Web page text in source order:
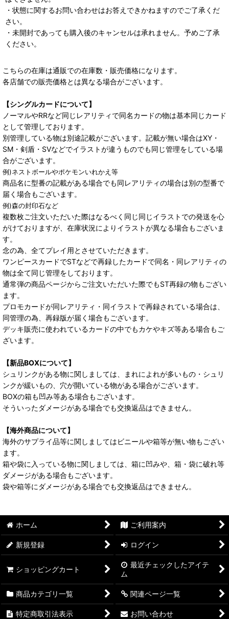
・状態に関するお問い合わせはお答えできかねますのでご了承くだ
さい。
・未開封であっても購入後のキャンセルは承れません。予めご了承
ください。
こちらの在庫は通販での在庫数・販売価格になります。
各店舗での販売価格とは異なる場合がございます。
【シングルカードについて】
ノーマルやRRなど同じレアリティで同名カードの物は基本同じカード
として管理しております。
別管理している物は別途記載がございます。記載が無い場合はXY・
SM・剣盾・SVなどでイラストが違うものでも同じ管理をしている場
合がございます。
例)ネストボールやポケモンいれかえ等
商品名に型番の記載がある場合でも同レアリティの場合は別の型番で
届く場合もございます。
例)森の封印石など
複数枚ご注文いただいた際はなるべく同じ同じイラストでの発送を心
がけておりますが、在庫状況によりイラストが異なる場合もございま
す。
念の為、全てプレイ用とさせていただきます。
ワンピースカードでSTなどで再録したカードで同名・同レアリティの
物は全て同じ管理をしております。
通常弾の商品ページからご注文いただいた際でもST再録の物もござい
ます。
プロモカードが同レアリティ・同イラストで再録されている場合は、
同管理の為、再録版が届く場合もございます。
デッキ販売に使われているカードの中でもカケやキズ等ある場合もご
ざいます。
【新品BOXについて】
シュリンクがある物に関しましては、まれによれが多いもの・シュリ
ンクが緩いもの、穴が開いている物がある場合がございます。
BOXの箱も凹み等ある場合もございます。
そういったダメージがある場合でも交換返品はできません。
【海外商品について】
海外のサプライ品等に関しましてはビニールや箱等が無い物もござい
ます。
箱や袋に入っている物に関しましては、箱に凹みや、箱・袋に破れ等
ダメージがある場合もございます。
袋や箱等にダメージがある場合でも交換返品はできません。
ホーム ご利用案内
新規登録 ログイン
ショッピングカート
最近チェックしたアイテ
ム
商品カテゴリ一覧 関連ページ一覧
特定商取引法表示 お問い合わせ